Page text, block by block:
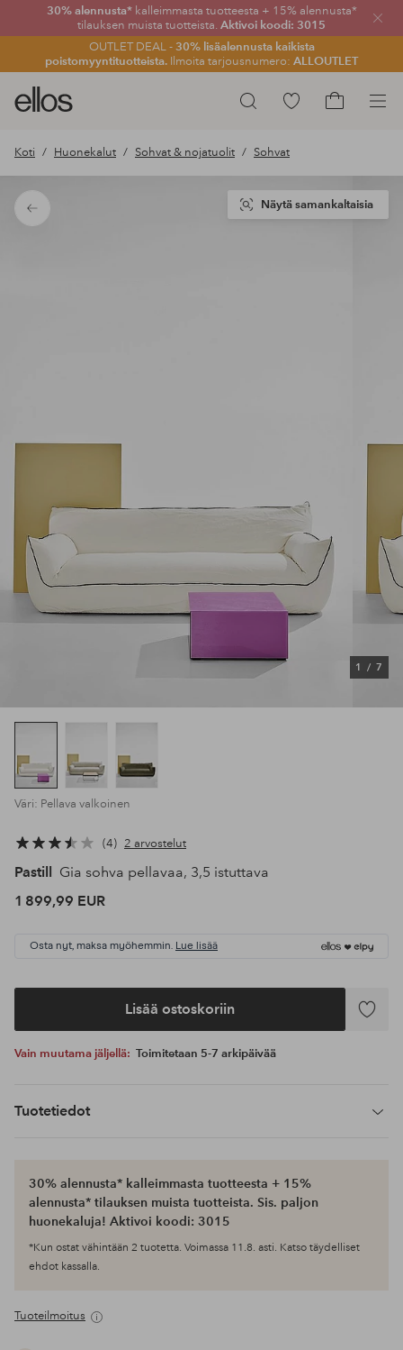
30% alennusta*kalleimmasta tuotteesta + 15% alennusta*
tilauksen muista tuotteista. Aktivoi koodi: 3015
OUTLET DEAL -30% lisäalennusta kaikista
poistomyyntituotteista. Ilmoita tarjousnumero: ALLOUTLET
Sulje
Hae
Ellos-
logo
siirry
Siirry
Koti Huonekalut Sohvat & nojatuolit Sohvat
Takaisin
1 / 7
Näytä samankaltaisia
Väri: Pellava valkoinen
4 2 arvostelut
Pastill
Gia sohva pellavaa, 3,5 istuttava
1 899,99 EUR
Osta nyt, maksa myöhemmin. Lue lisää
Lisää ostoskoriin
Lisää
Vain muutama jäljellä: Toimitetaan 5-7 arkipäivää
Tuotetiedot
30% alennusta* kalleimmasta tuotteesta + 15%
alennusta* tilauksen muista tuotteista. Sis. paljon
huonekaluja! Aktivoi koodi: 3015
*Kun ostat vähintään 2 tuotetta. Voimassa 11.8. asti. Katso täydelliset
ehdot kassalla.
Tuoteilmoitus